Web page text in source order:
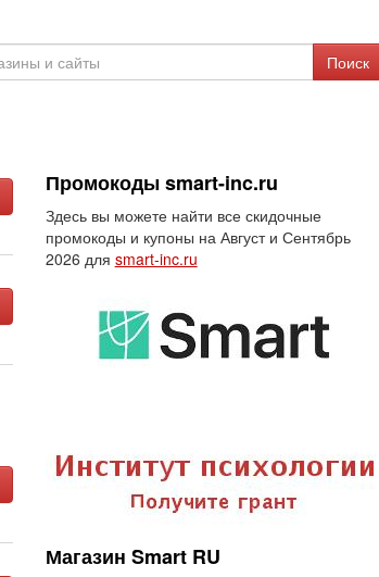
Поиск
Промокоды smart-inc.ru
Здесь вы можете найти все скидочные
промокоды и купоны на Август и Сентябрь
2026 для smart-inc.ru
Магазин Smart RU